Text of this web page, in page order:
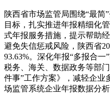
陕西省市场监管局围绕“最简
目标，扎实推进年报精细化
式年报服务措施，提示帮助
避免失信惩戒风险，陕西省
93.63%。深化年报“多报合一
税务、海关、数据政务等部
件事”工作方案》，减轻企业
场监管系统企业年报数据分